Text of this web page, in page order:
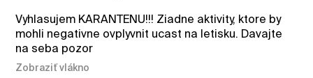
Vyhlasujem KARANTENU!!! Ziadne aktivity, ktore by
mohli negativne ovplyvnit ucast na letisku. Davajte
na seba pozor
Zobraziť vlákno